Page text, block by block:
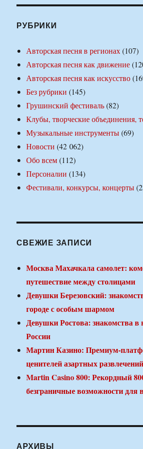
РУБРИКИ
Авторская песня в регионах(107)
Авторская песня как движение
Авторская песня как искусство
Без рубрики (145)
Грушинский фестиваль(82)
Клубы, творческие объединения,
Музыкальные инструменты(69)
Новости (42 062)
Обо всем(112)
Персоналии (134)
Фестивали, конкурсы, концерты
СВЕЖИЕ ЗАПИСИ
Москва Махачкала самолет:
путешествие между столицами
Девушки Березовский:
городе с особым шармом
Девушки Ростова: знакомства
России
Мартин Казино: Премиум-
ценителей азартных развлечений
Martin Casino 800: Рекордный
безграничные возможности
АРХИВЫ